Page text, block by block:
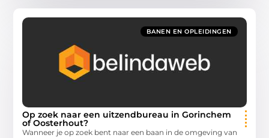
BANEN EN OPLEIDINGEN
Op zoek naar een uitzendbureau in Gorinchem
of Oosterhout?
Wanneer je op zoek bent naar een baan in de omgeving van